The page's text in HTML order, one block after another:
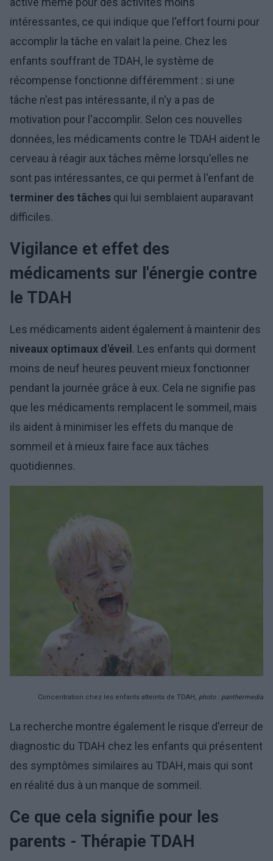
intéressantes, ce qui indique que l'effort fourni pour
accomplir la tâche en valait la peine. Chez les
enfants souffrant de TDAH, le système de
récompense fonctionne différemment : si une
tâche n'est pas intéressante, il n'y a pas de
motivation pour l'accomplir. Selon ces nouvelles
données, les médicaments contre le TDAH aident le
cerveau à réagir aux tâches même lorsqu'elles ne
sont pas intéressantes, ce qui permet à l'enfant de
terminer des tâches qui lui semblaient auparavant
difficiles.
Vigilance et effet des
médicaments sur l'énergie contre
le TDAH
Les médicaments aident également à maintenir des
niveaux optimaux d'éveil . Les enfants qui dorment
moins de neuf heures peuvent mieux fonctionner
pendant la journée grâce à eux. Cela ne signifie pas
que les médicaments remplacent le sommeil, mais
ils aident à minimiser les effets du manque de
sommeil et à mieux faire face aux tâches
quotidiennes.
Concentration chez les enfants atteints de TDAH, photo : panthermedia
La recherche montre également le risque d'erreur de
diagnostic du TDAH chez les enfants qui présentent
des symptômes similaires au TDAH, mais qui sont
en réalité dus à un manque de sommeil.
Ce que cela signifie pour les
parents - Thérapie TDAH